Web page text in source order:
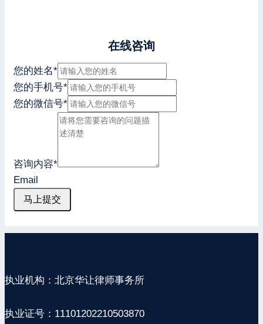
在线咨询
您的姓名*
您的手机号*
您的微信号*
咨询内容*
Email
马上提交
执业机构：北京华让律师事务所
执业证号：11101202210503870